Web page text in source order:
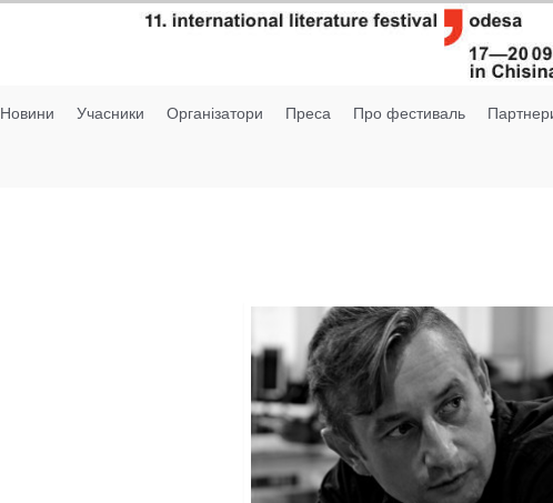
Новини Учасники Організатори Преса Про фестиваль